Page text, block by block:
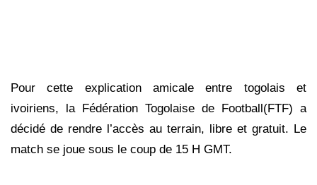
Pour cette explication amicale entre togolais et
ivoiriens, la Fédération Togolaise de Football(FTF) a
décidé de rendre l’accès au terrain, libre et gratuit. Le
match se joue sous le coup de 15 H GMT.